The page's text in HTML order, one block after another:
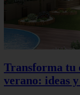
Transforma tu
verano: ideas